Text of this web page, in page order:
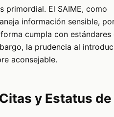
primordial. El SAIME, como
información sensible,
cumpla con estándares
la prudencia al
aconsejable.
y Estatus de